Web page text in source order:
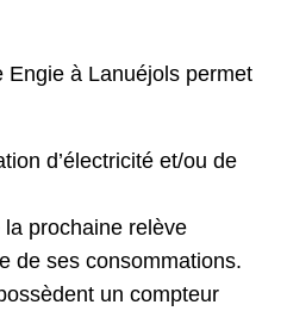
Engie à Lanuéjols permet
d’électricité et/ou de
prochaine relève
de ses consommations.
un compteur